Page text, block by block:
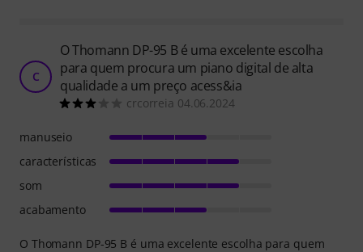
C
O Thomann DP-95 B é uma excelente escolha
para quem procura um piano digital de alta
qualidade a um preço acess&ia
crcorreia 04.06.2024
O Thomann DP-95 B é uma excelente escolha para quem
manuseio
características
som
acabamento